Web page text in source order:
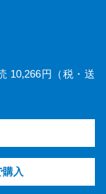
10,266円（税・送
入